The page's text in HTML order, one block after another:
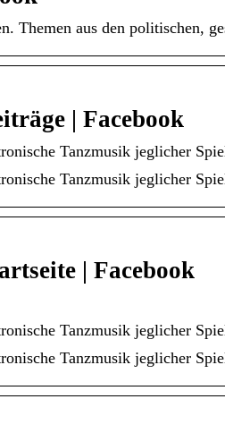
Themen aus den
| Facebook
Tanzmusik jeglicher
Tanzmusik jeglicher
| Facebook
Tanzmusik jeglicher
Tanzmusik jeglicher